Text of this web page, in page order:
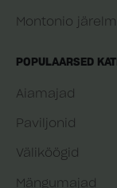
Montonio
POPULAARSED
Aiamajad
Paviljonid
Väliköögid
Mängumajad